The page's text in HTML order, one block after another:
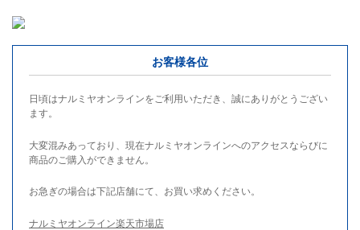
お客様各位
日頃はナルミヤオンラインをご利用いただき、誠にありがとうござい
ます。
大変混みあっており、現在ナルミヤオンラインへのアクセスならびに
商品のご購入ができません。
お急ぎの場合は下記店舗にて、お買い求めください。
ナルミヤオンライン楽天市場店